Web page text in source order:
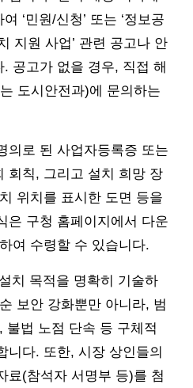
‘민원/신청’ 또는 ‘정보공
지원 사업’ 관련 공고나 안
공고가 없을 경우, 직접 해
도시안전과)에 문의하는
의로 된 사업자등록증 또는
회칙, 그리고 설치 희망 장
위치를 표시한 도면 등을
은 구청 홈페이지에서 다운
여 수령할 수 있습니다.
치 목적을 명확히 기술하
보안 강화뿐만 아니라, 범
불법 노점 단속 등 구체적
니다. 또한, 시장 상인들의
료(참석자 서명부 등)를 첨